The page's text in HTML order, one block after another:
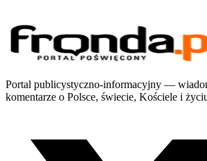
Portal publicystyczno-informacyjny —
komentarze o Polsce, świecie, Kościele i